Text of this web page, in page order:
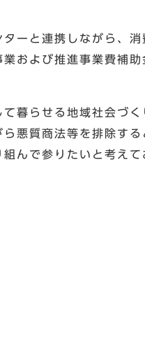
ーと連携しながら、
および推進事業費補
暮らせる地域社会づ
悪質商法等を排除す
んで参りたいと考えて